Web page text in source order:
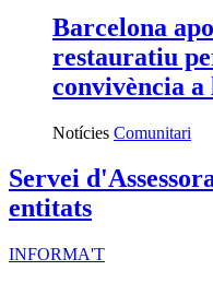
Barcelona
restauratiu
convivència
Notícies Comunitari
Servei
entitats
INFORMA'T